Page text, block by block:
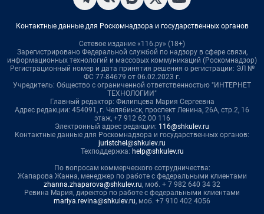
Контактные данные для Роскомнадзора и государственных органов
Сетевое издание «116.ру» (18+)
Зарегистрировано Федеральной службой по надзору в сфере связи,
информационных технологий и массовых коммуникаций (Роскомнадзор)
Регистрационный номер и дата принятия решения о регистрации: ЭЛ №
ФС 77-84679 от 06.02.2023 г.
Учредитель: Общество с ограниченной ответственностью "ИНТЕРНЕТ
ТЕХНОЛОГИИ"
Главный редактор: Филипцева Мария Сергеевна
Адрес редакции: 454091, г. Челябинск, проспект Ленина, 26А, стр.2, 16
этаж, +7 912 62 00 116
Электронный адрес редакции: 116@shkulev.ru
Контактные данные для Роскомнадзора и государственных органов:
juristchel@shkulev.ru
Техподдержка: help@shkulev.ru
По вопросам коммерческого сотрудничества:
Жапарова Жанна, менеджер по работе с федеральными клиентами
zhanna.zhaparova@shkulev.ru, моб. + 7 982 640 34 32
Ревина Мария, директор по работе с федеральными клиентами
mariya.revina@shkulev.ru, моб. +7 910 402 4056